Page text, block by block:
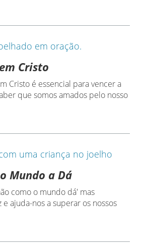
Cristo
Cristo é essencial para vencer a
que somos amados pelo nosso
Mundo a Dá
como o mundo dá' mas
ajuda-nos a superar os nossos